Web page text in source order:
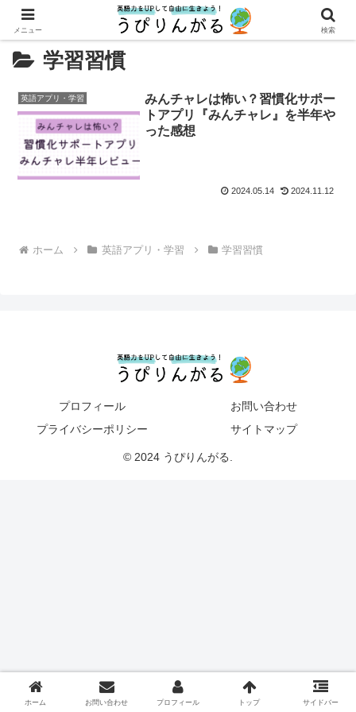
学習習慣
英語アプリ・学習
みんチャレは怖い？習慣化サポー
トアプリ『みんチャレ』を半年や
った感想
2024.05.14 2024.11.12
ホーム 英語アプリ・学習 学習習慣
プロフィール
お問い合わせ
プライバシーポリシー
サイトマップ
© 2024 うぴりんがる.
メニュー 検索
ホーム お問い合わせ プロフィール トップ サイドバー